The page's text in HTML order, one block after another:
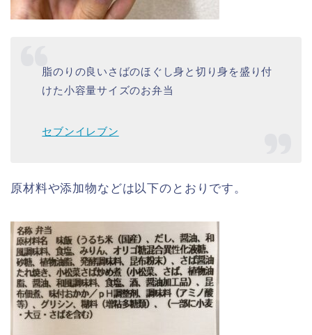
脂のりの良いさばのほぐし身と切り身を盛り付
けた小容量サイズのお弁当
セブンイレブン
原材料や添加物などは以下のとおりです。